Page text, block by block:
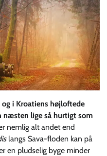
i Kroatiens højloftede
næsten lige så hurtigt som
nemlig alt andet end
langs Sava-floden kan på
en pludselig byge minder